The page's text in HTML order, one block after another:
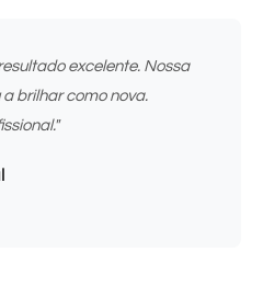
excelente. Nossa
brilhar como nova.